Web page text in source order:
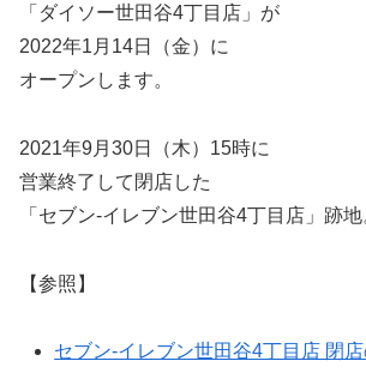
「ダイソー世田谷4丁目店」が
2022年1月14日（金）に
オープンします。
2021年9月30日（木）15時に
営業終了して閉店した
「セブン-イレブン世田谷4丁目店」跡地
【参照】
セブン-イレブン世田谷4丁目店 閉